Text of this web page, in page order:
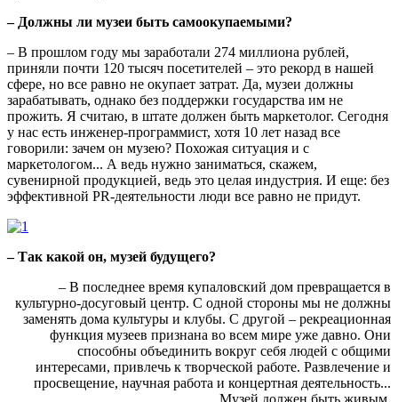
– Должны ли музеи быть самоокупаемыми?
– В прошлом году мы заработали 274 миллиона рублей,
приняли почти 120 тысяч посетителей – это рекорд в нашей
сфере, но все равно не окупает затрат. Да, музеи должны
зарабатывать, однако без поддержки государства им не
прожить. Я считаю, в штате должен быть маркетолог. Сегодня
у нас есть инженер-программист, хотя 10 лет назад все
говорили: зачем он музею? Похожая ситуация и с
маркетологом... А ведь нужно заниматься, скажем,
сувенирной продукцией, ведь это целая индустрия. И еще: без
эффективной PR-деятельности люди все равно не придут.
– Так какой он, музей будущего?
– В последнее время купаловский дом превращается в
культурно-досуговый центр. С одной стороны мы не должны
заменять дома культуры и клубы. С другой – рекреационная
функция музеев признана во всем мире уже давно. Они
способны объединить вокруг себя людей с общими
интересами, привлечь к творческой работе. Развлечение и
просвещение, научная работа и концертная деятельность...
Музей должен быть живым.